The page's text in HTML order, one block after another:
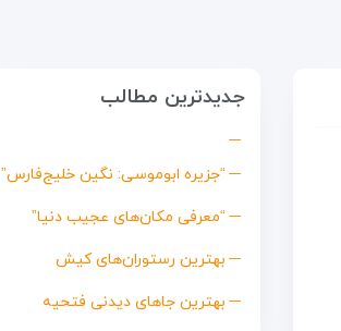
جدیدترین مطالب
“جزیره ابوموسی: نگین خلیج‌فارس”
“معرفی مکان‌های عجیب دنیا”
بهترین رستوران‌های کیش
بهترین جاهای دیدنی فتحیه